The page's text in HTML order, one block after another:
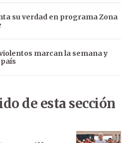
su verdad en programa Zona
marcan la semana y
de esta sección